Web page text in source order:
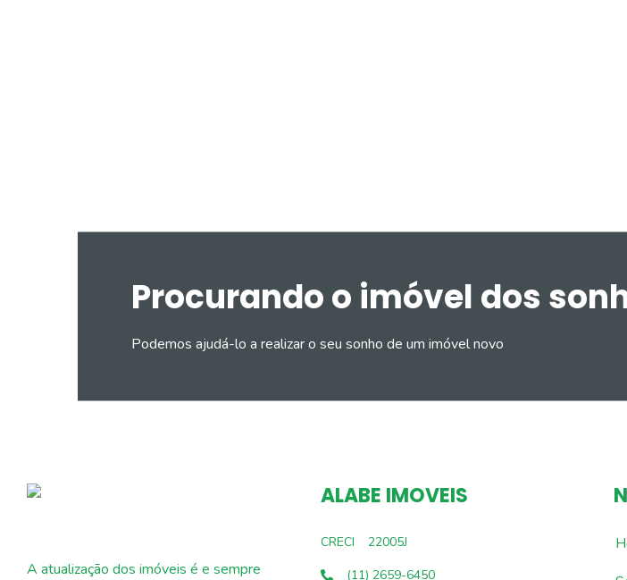
Procurando o imóvel dos
Podemos ajudá-lo a realizar o seu sonho de um imóvel novo
A atualização dos imóveis é e sempre
ALABE IMOVEIS
CRECI
22005J
(11) 2659-6450